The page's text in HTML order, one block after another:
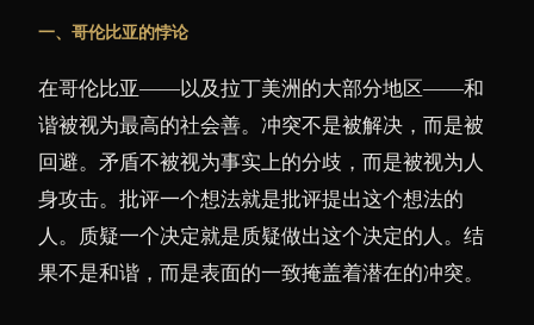
一、哥伦比亚的悖论
在哥伦比亚——以及拉丁美洲的大部分地区——和
谐被视为最高的社会善。冲突不是被解决，而是被
回避。矛盾不被视为事实上的分歧，而是被视为人
身攻击。批评一个想法就是批评提出这个想法的
人。质疑一个决定就是质疑做出这个决定的人。结
果不是和谐，而是表面的一致掩盖着潜在的冲突。